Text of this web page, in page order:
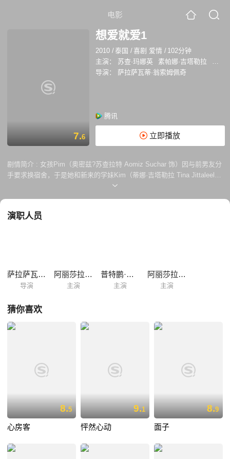
电影
7.6
想爱就爱1
2010 / 泰国 /喜剧 爱情 / 102分钟
主演：
苏查·玛娜英 素帕娜·吉塔勒拉
阿丽
导演：
萨拉萨瓦蒂·翁索姆佩奇
腾讯
立即播放
剧情简介 : 女孩Pim（奥密兹?苏查拉特 Aomiz Suchar 饰）因与前男友分
手要求换宿舍，于是她和新来的学妹Kim（蒂娜·吉塔勒拉 Tina Jittaleela
饰）成了同居舍友。起初，Pim以为Kim是走错屋的小正太，直到对方袒
Pim还是觉得她弹吉他、玩电玩很烦人。倒是Pim的闺蜜对Kim仰慕已久，
在不能逾越的界限……
演职人员
萨拉萨瓦蒂·翁索姆佩奇
导演
阿丽莎拉·翁差丽
主演
普特鹏·普罗萨卡·那·萨克那卡林
主演
阿丽莎拉·唐伯妮苏
主演
猜你喜欢
8.5
心房客
9.1
怦然心动
8.9
面子